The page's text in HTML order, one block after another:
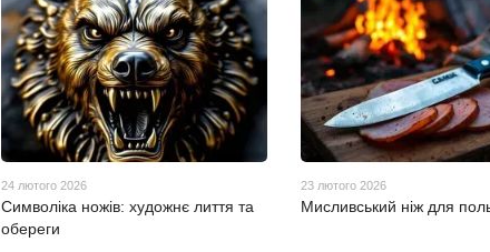
24 лютого 2026
Символіка ножів: художнє лиття та
обереги
23 лютого 2026
Мисливський ніж для